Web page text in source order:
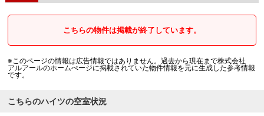
こちらの物件は掲載が終了しています。
※このページの情報は広告情報ではありません。過去から現在まで株式会社
アルアールのホームぺージに掲載されていた物件情報を元に生成した参考情報
です。
こちらのハイツの空室状況